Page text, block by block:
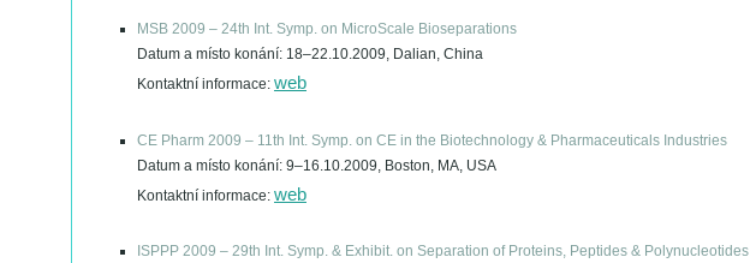
MSB 2009 – 24th Int. Symp. on MicroScale Bioseparations
Datum a místo konání: 18–22.10.2009, Dalian, China
Kontaktní informace: web
CE Pharm 2009 – 11th Int. Symp. on CE in the Biotechnology & Pharmaceuticals Industries
Datum a místo konání: 9–16.10.2009, Boston, MA, USA
Kontaktní informace: web
ISPPP 2009 – 29th Int. Symp. & Exhibit. on Separation of Proteins, Peptides & Polynucleotides